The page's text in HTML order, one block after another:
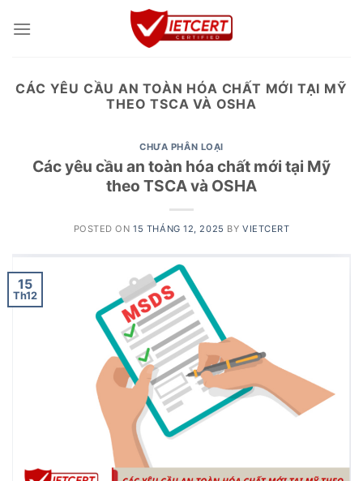
CÁC YÊU CẦU AN TOÀN HÓA CHẤT MỚI TẠI MỸ
THEO TSCA VÀ OSHA
CHƯA PHÂN LOẠI
Các yêu cầu an toàn hóa chất mới tại Mỹ
theo TSCA và OSHA
POSTED ON15 THÁNG 12, 2025 BY VIETCERT
15
Th12